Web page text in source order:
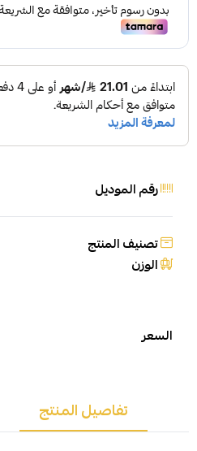
رقم الموديل
تصنيف المنتج
الوزن
السعر
تفاصيل المنتج